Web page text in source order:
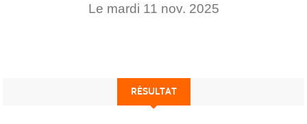
Le mardi 11 nov. 2025
RÉSULTAT